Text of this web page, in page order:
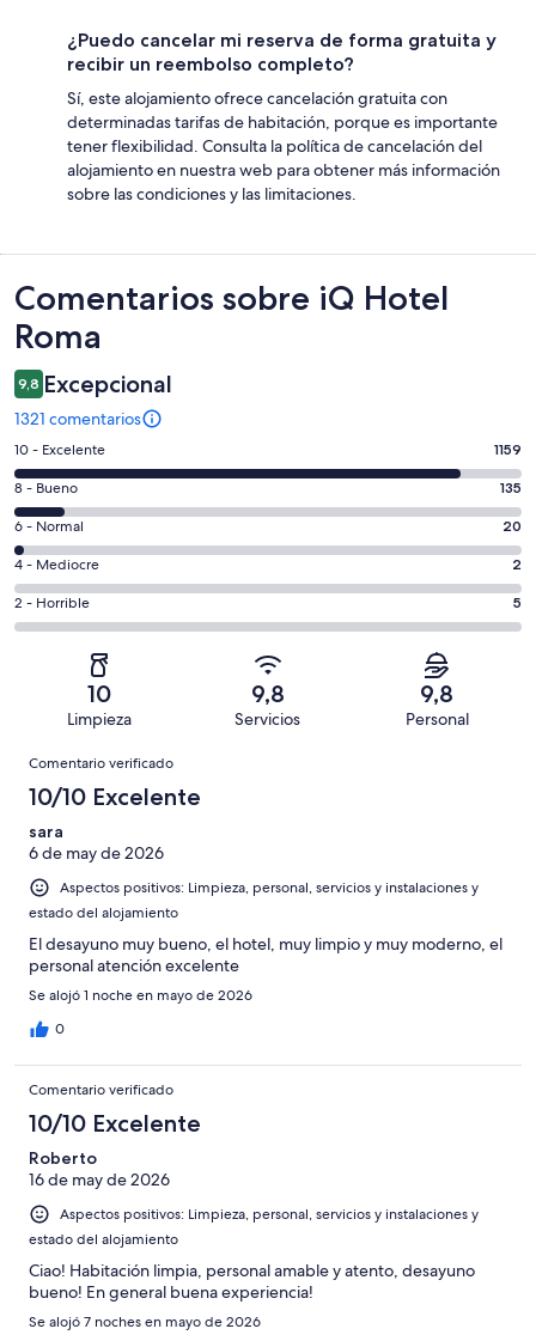
¿Puedo cancelar mi reserva de forma gratuita y
recibir un reembolso completo?
Sí, este alojamiento ofrece cancelación gratuita con
determinadas tarifas de habitación, porque es importante
tener flexibilidad. Consulta la política de cancelación del
alojamiento en nuestra web para obtener más información
sobre las condiciones y las limitaciones.
Comentarios
Comentarios sobre iQ Hotel
Roma
9,8 Excepcional
1321 comentarios
1159
comentarios
de
un
total
de
1321
con
puntuación
10 - Excelente 1159
135
comentarios
de
un
total
de
puntuación
8 - Bueno 135
20
comentarios
de
un
total
puntuación
Normal
6 - Normal 20
2
comentarios
de
una
puntuación
Mediocre
4 - Mediocre 2
5
comentarios
1321
una
puntuación
de
Horrible
2 - Horrible 5
10
Limpieza
9,8
Servicios
9,8
Personal
Comentarios
Comentario verificado
10/10 Excelente
sara
6 de may de 2026
Aspectos positivos: Limpieza, personal, servicios y instalaciones y
estado del alojamiento
El desayuno muy bueno, el hotel, muy limpio y muy moderno, el
personal atención excelente
Se alojó 1 noche en mayo de 2026
0
Comentario verificado
10/10 Excelente
Roberto
16 de may de 2026
Aspectos positivos: Limpieza, personal, servicios y instalaciones y
estado del alojamiento
Ciao! Habitación limpia, personal amable y atento, desayuno
bueno! En general buena experiencia!
Se alojó 7 noches en mayo de 2026